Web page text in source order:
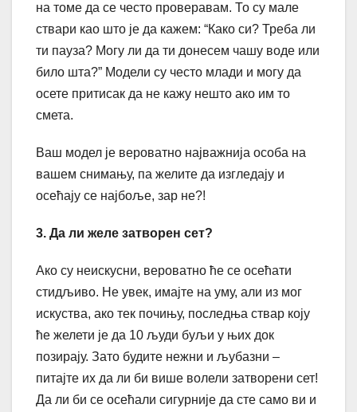
на томе да се често проверавам. То су мале
ствари као што је да кажем: “Како си? Треба ли
ти пауза? Могу ли да ти донесем чашу воде или
било шта?” Модели су често млади и могу да
осете притисак да не кажу нешто ако им то
смета.
Ваш модел је вероватно најважнија особа на
вашем снимању, па желите да изгледају и
осећају се најбоље, зар не?!
3. Да ли желе затворен сет?
Ако су неискусни, вероватно ће се осећати
стидљиво. Не увек, имајте на уму, али из мог
искуства, ако тек почињу, последња ствар коју
ће желети је да 10 људи буљи у њих док
позирају. Зато будите нежни и љубазни –
питајте их да ли би више волели затворени сет!
Да ли би се осећали сигурније да сте само ви и